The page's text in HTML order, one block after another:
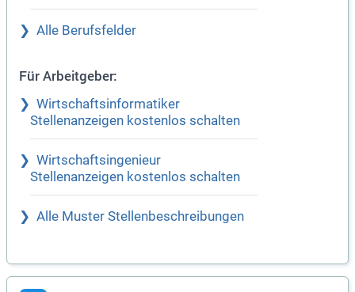
Alle Berufsfelder
Für Arbeitgeber:
Wirtschaftsinformatiker
Stellenanzeigen kostenlos schalten
Wirtschaftsingenieur
Stellenanzeigen kostenlos schalten
Alle Muster Stellenbeschreibungen